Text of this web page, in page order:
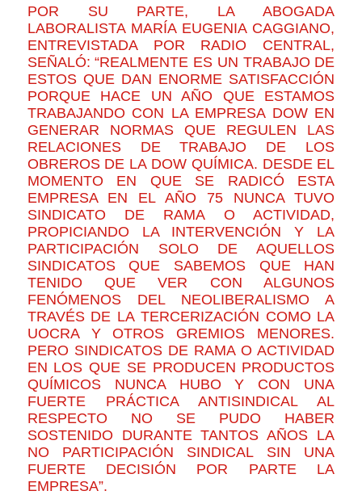
POR SU PARTE, LA ABOGADA
LABORALISTA MARÍA EUGENIA CAGGIANO,
ENTREVISTADA POR RADIO CENTRAL,
SEÑALÓ: “REALMENTE ES UN TRABAJO DE
ESTOS QUE DAN ENORME SATISFACCIÓN
PORQUE HACE UN AÑO QUE ESTAMOS
TRABAJANDO CON LA EMPRESA DOW EN
GENERAR NORMAS QUE REGULEN LAS
RELACIONES DE TRABAJO DE LOS
OBREROS DE LA DOW QUÍMICA. DESDE EL
MOMENTO EN QUE SE RADICÓ ESTA
EMPRESA EN EL AÑO 75 NUNCA TUVO
SINDICATO DE RAMA O ACTIVIDAD,
PROPICIANDO LA INTERVENCIÓN Y LA
PARTICIPACIÓN SOLO DE AQUELLOS
SINDICATOS QUE SABEMOS QUE HAN
TENIDO QUE VER CON ALGUNOS
FENÓMENOS DEL NEOLIBERALISMO A
TRAVÉS DE LA TERCERIZACIÓN COMO LA
UOCRA Y OTROS GREMIOS MENORES.
PERO SINDICATOS DE RAMA O ACTIVIDAD
EN LOS QUE SE PRODUCEN PRODUCTOS
QUÍMICOS NUNCA HUBO Y CON UNA
FUERTE PRÁCTICA ANTISINDICAL AL
RESPECTO NO SE PUDO HABER
SOSTENIDO DURANTE TANTOS AÑOS LA
NO PARTICIPACIÓN SINDICAL SIN UNA
FUERTE DECISIÓN POR PARTE LA
EMPRESA”.